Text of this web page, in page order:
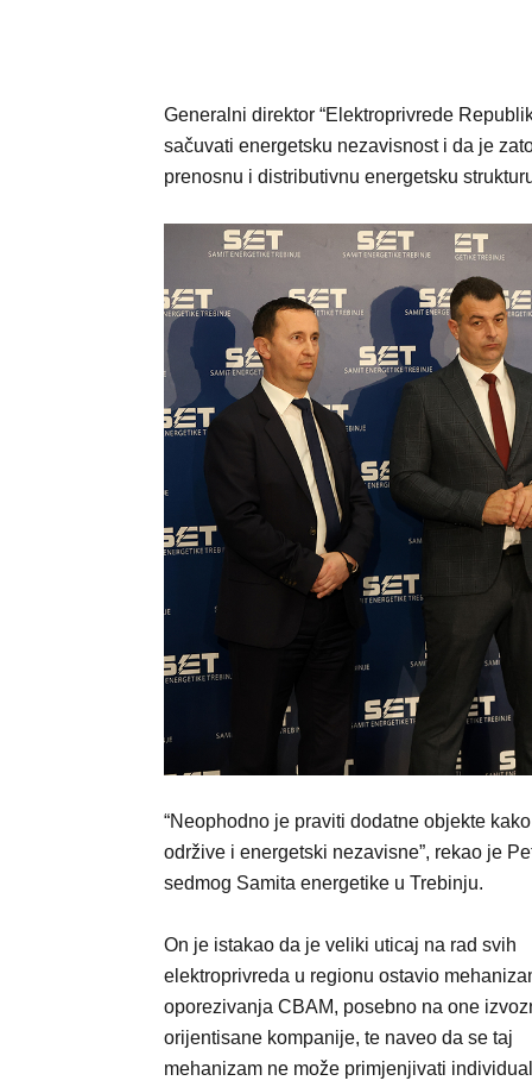
Generalni direktor “Elektroprivrede
sačuvati energetsku nezavisnost i da je
prenosnu i distributivnu energetsku
“Neophodno je praviti dodatne objekte
održive i energetski nezavisne”, rekao je
sedmog Samita energetike u Trebinju.
On je istakao da je veliki uticaj na rad svih
elektroprivreda u regionu ostavio
oporezivanja CBAM, posebno na one
orijentisane kompanije, te naveo da se taj
mehanizam ne može primjenjivati